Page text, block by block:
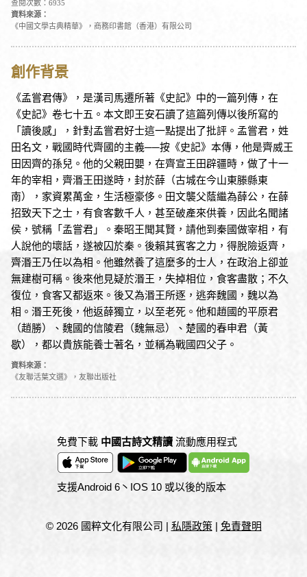
查閱次數：6935
資料來源：
《中國文學古典精華》，商務印書館（香港）有限公司
創作背景
《孟嘗君傳》，是漢司馬遷所著《史記》中的一篇列傳，在
《史記》卷七十五。本文即王安石讀了這篇列傳以後所寫的
「讀後感」，針對孟嘗君好士這一點提出了批評。孟嘗君，姓
田名文，戰國時代齊國的主義──按《史記》本傳，他是齊威王
田因齊的孫兒。他的父親田嬰，在齊宣王田辟疆時，做了十一
年的宰相，齊湣王田遂時，封於薛（古城在今山東滕縣東
南），家資累萬金，生活極豪侈。田文襲父蔭繼為薛公，在薛
招致天下之士，有食客數千人，甚至破產來供養，因此名聞諸
侯，號稱「孟嘗君」。秦昭王聞其賢，請他到秦國做宰相，有
人說他的壞話，遂被囚於秦。後賴其賓客之力，得脫險返齊，
齊湣王乃任以為相。他雖然養了這麼多的士人，在政治上卻並
無建樹可稱。後來他見疑於湣王，失掉相位，食客盡散；不久
復位，食客又都返來。後又為湣王所逐，逃奔魏國，魏以為
相。湣王死後，他返薛獨立，以至老死。他和趙國的平原君
（趙勝）、魏國的信陵君（魏無忌）、楚國的春申君（黃
歇），都以貴族能養士著名，並稱為戰國四父子。
資料來源：
《友聯活葉文選》，友聯出版社
免費下載 中國古詩文精讀 流動應用程式
支援Android 6丶IOS 10 或以後的版本
© 2026 國粹文化有限公司 | 私隱政策| 免責聲明